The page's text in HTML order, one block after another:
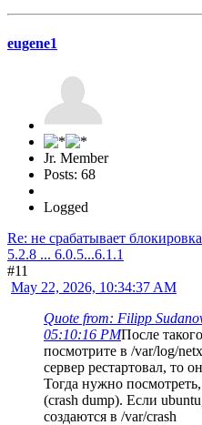
eugene1
Jr. Member
Posts: 68
Logged
Re: не срабатывает
5.2.8 ... 6.0.5...6.1.1
#11
May 22, 2026, 10:34:37 AM
Quote from: Filipp
05:10:16 PMПосле
посмотрите в /var/log/
сервер рестартовал, то
Тогда нужно
(crash dump). Если
создаются в /var/crash